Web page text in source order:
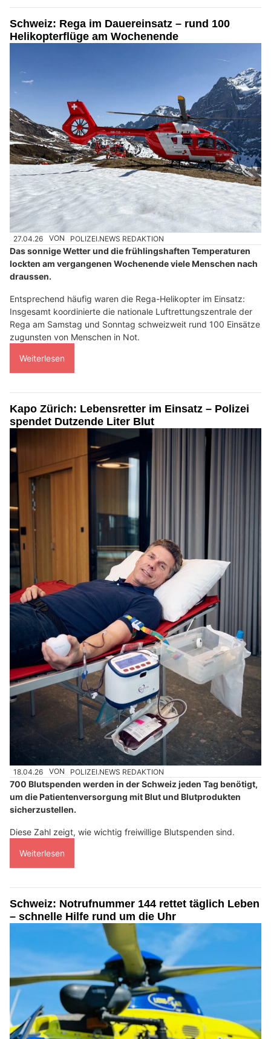
Schweiz: Rega im Dauereinsatz – rund 100
Helikopterflüge am Wochenende
27.04.26 VON POLIZEI.NEWS REDAKTION
Das sonnige Wetter und die frühlingshaften Temperaturen
lockten am vergangenen Wochenende viele Menschen nach
draussen.
Entsprechend häufig waren die Rega-Helikopter im Einsatz:
Insgesamt koordinierte die nationale Luftrettungszentrale der
Rega am Samstag und Sonntag schweizweit rund 100 Einsätze
zugunsten von Menschen in Not.
Weiterlesen
Kapo Zürich: Lebensretter im Einsatz – Polizei
spendet Dutzende Liter Blut
18.04.26 VON POLIZEI.NEWS REDAKTION
700 Blutspenden werden in der Schweiz jeden Tag benötigt,
um die Patientenversorgung mit Blut und Blutprodukten
sicherzustellen.
Diese Zahl zeigt, wie wichtig freiwillige Blutspenden sind.
Weiterlesen
Schweiz: Notrufnummer 144 rettet täglich Leben
– schnelle Hilfe rund um die Uhr